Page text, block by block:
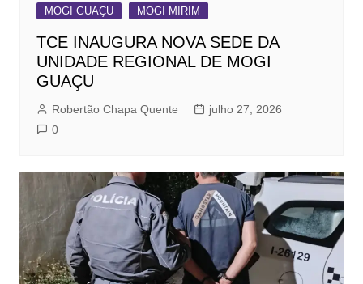
MOGI GUAÇU MOGI MIRIM
TCE INAUGURA NOVA SEDE DA
UNIDADE REGIONAL DE MOGI
GUAÇU
Robertão Chapa Quente
julho 27, 2026
0